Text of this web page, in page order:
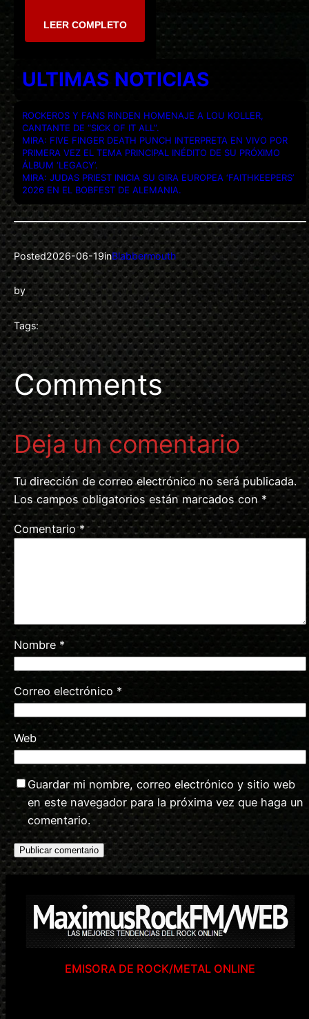
LEER COMPLETO
ULTIMAS NOTICIAS
ROCKEROS Y FANS RINDEN HOMENAJE A LOU KOLLER,
CANTANTE DE “SICK OF IT ALL”.
MIRA: FIVE FINGER DEATH PUNCH INTERPRETA EN VIVO POR
PRIMERA VEZ EL TEMA PRINCIPAL INÉDITO DE SU PRÓXIMO
ÁLBUM ‘LEGACY’.
MIRA: JUDAS PRIEST INICIA SU GIRA EUROPEA ‘FAITHKEEPERS’
2026 EN EL BOBFEST DE ALEMANIA.
Posted2026-06-19inBlabbermouth
by
Tags:
Comments
Deja un comentario
Tu dirección de correo electrónico no será publicada.
Los campos obligatorios están marcados con *
Comentario*
Nombre *
Correo electrónico *
Web
Guardar mi nombre, correo electrónico y sitio web
en este navegador para la próxima vez que haga un
comentario.
EMISORA DE ROCK/METAL ONLINE